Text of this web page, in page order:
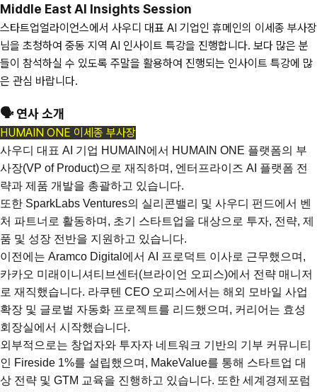
Middle East AI Insights Session
스타트업얼라이언스에서 사우디 대표 AI 기업인 휴메인의 이세종 부사장
님을 초청하여 중동 지역 AI 인사이트 특강을 진행합니다. 보다 많은 분
들이 참석하실 수 있도록 주말을 활용하여 진행되는 인사이트 특강에 많
은 관심 바랍니다.
🗣️ 연사 소개
HUMAIN ONE 이세종 부사장
사우디 대표 AI 기업 HUMAIN에서 HUMAIN ONE 플랫폼의 부
사장(VP of Product)으로 재직하며, 엔터프라이즈 AI 플랫폼 전
략과 제품 개발을 총괄하고 있습니다.
또한 SparkLabs Ventures의 실리콘밸리 및 사우디 펀드에서 벤
처 파트너로 활동하며, 초기 스타트업을 대상으로 투자, 전략, 제
품 및 성장 전반을 지원하고 있습니다.
이전에는 Aramco Digital에서 AI 프로덕트 이사로 근무했으며,
카카오 미래이니셔티브센터(브라이언 오피스)에서 전략 매니저
로 재직했습니다. 라쿠텐 CEO 오피스에서는 해외 모바일 사업
확장 및 글로벌 자동화 프로젝트를 리드했으며, 커리어는 효성
회장실에서 시작했습니다.
외부적으로는 창업자와 투자자 네트워크 기반의 기부 커뮤니티
인 Fireside 1%를 설립했으며, MakeValue를 통해 스타트업 대
상 전략 및 GTM 교육을 진행하고 있습니다. 또한 세계경제포럼